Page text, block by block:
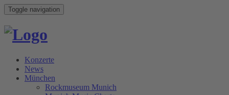
Toggle navigation
Konzerte
News
München
Rockmuseum Munich